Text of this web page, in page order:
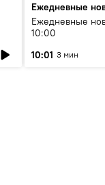
Ежедневные
Ежедневные
10:00
10:01 3 мин